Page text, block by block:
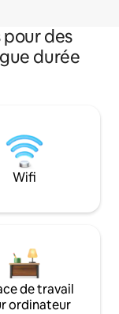
des
durée
Wifi
de travail
ordinateur